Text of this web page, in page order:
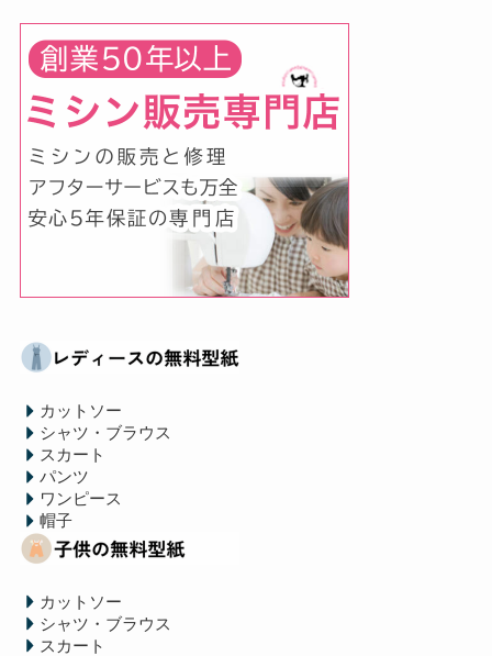
カットソー
シャツ・ブラウス
スカート
パンツ
ワンピース
帽子
カットソー
シャツ・ブラウス
スカート